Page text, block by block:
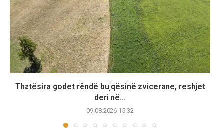
Thatësira godet rëndë bujqësinë zvicerane, reshjet
deri në...
09.08.2026 15:32